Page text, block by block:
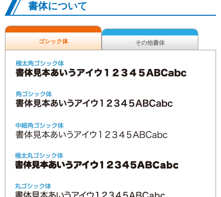
書体について
ゴシック体 その他書体